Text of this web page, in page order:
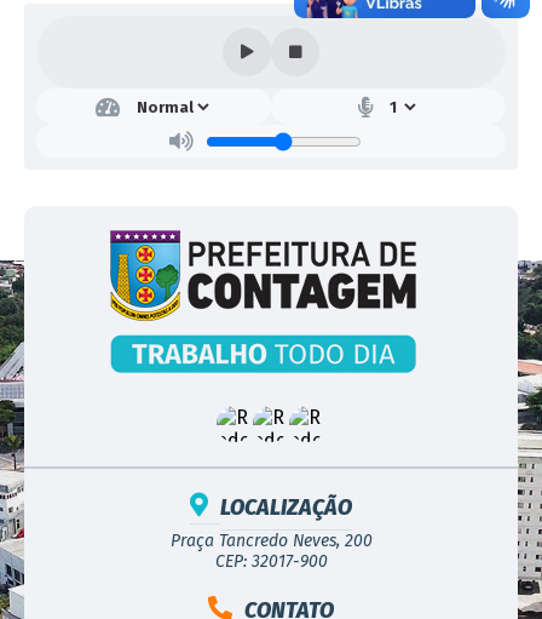
LOCALIZAÇÃO
Praça Tancredo Neves, 200
CEP: 32017-900
CONTATO